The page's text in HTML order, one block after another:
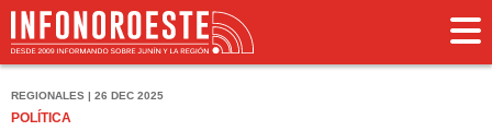
REGIONALES | 26 DEC 2025
POLÍTICA